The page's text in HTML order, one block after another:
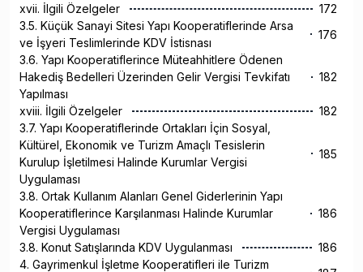
xvii. İlgili Özelgeler
172
3.5. Küçük Sanayi Sitesi Yapı Kooperatiflerinde Arsa
ve İşyeri Teslimlerinde KDV İstisnası
176
3.6. Yapı Kooperatiflerince Müteahhitlere Ödenen
Hakediş Bedelleri Üzerinden Gelir Vergisi Tevkifatı
Yapılması
182
xviii. İlgili Özelgeler
182
3.7. Yapı Kooperatiflerinde Ortakları İçin Sosyal,
Kültürel, Ekonomik ve Turizm Amaçlı Tesislerin
Kurulup İşletilmesi Halinde Kurumlar Vergisi
Uygulaması
185
3.8. Ortak Kullanım Alanları Genel Giderlerinin Yapı
Kooperatiflerince Karşılanması Halinde Kurumlar
Vergisi Uygulaması
186
3.8. Konut Satışlarında KDV Uygulanması
186
4. Gayrimenkul İşletme Kooperatifleri ile Turizm